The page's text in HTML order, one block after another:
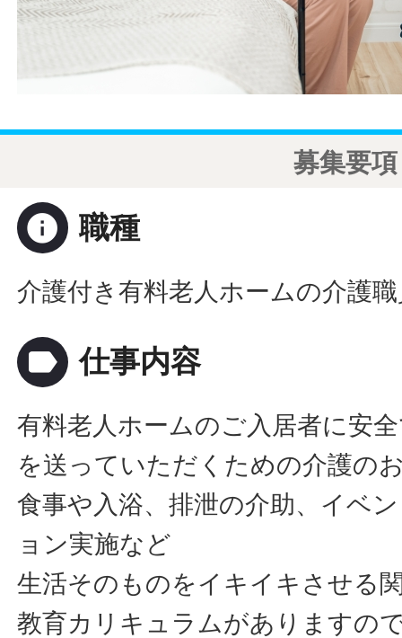
募集要項
info 職種
介護付き有料老人ホームの介護
label 仕事内容
有料老人ホームのご入居者に安
を送っていただくための介護の
食事や入浴、排泄の介助、イベ
ョン実施など
生活そのものをイキイキさせる
教育カリキュラムがありますの